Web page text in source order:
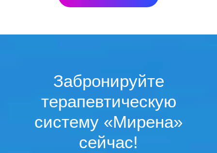
Забронируйте
терапевтическую
систему «Мирена»
сейчас!